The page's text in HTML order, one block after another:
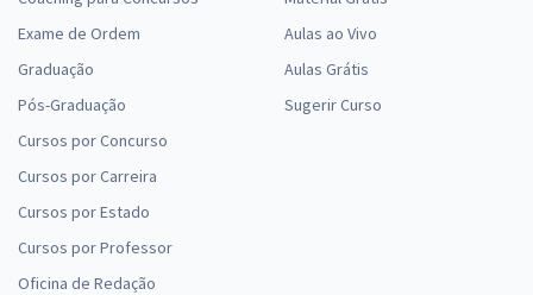
Exame de Ordem
Graduação
Pós-Graduação
Cursos por Concurso
Cursos por Carreira
Cursos por Estado
Cursos por Professor
Oficina de Redação
Aulas ao Vivo
Aulas Grátis
Sugerir Curso